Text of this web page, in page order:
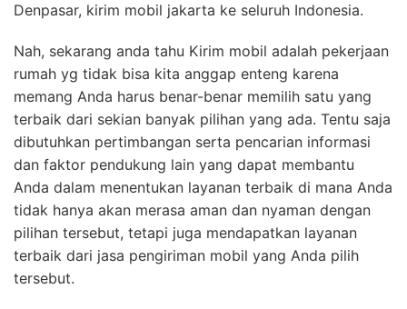
Denpasar, kirim mobil jakarta ke seluruh Indonesia.
Nah, sekarang anda tahu Kirim mobil adalah pekerjaan
rumah yg tidak bisa kita anggap enteng karena
memang Anda harus benar-benar memilih satu yang
terbaik dari sekian banyak pilihan yang ada. Tentu saja
dibutuhkan pertimbangan serta pencarian informasi
dan faktor pendukung lain yang dapat membantu
Anda dalam menentukan layanan terbaik di mana Anda
tidak hanya akan merasa aman dan nyaman dengan
pilihan tersebut, tetapi juga mendapatkan layanan
terbaik dari jasa pengiriman mobil yang Anda pilih
tersebut.